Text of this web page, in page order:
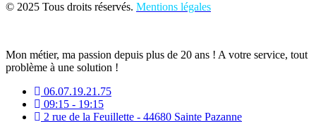
© 2025 Tous droits réservés. Mentions légales
Mon métier, ma passion depuis plus de 20 ans ! A votre service, tout
problème à une solution !
06.07.19.21.75
09:15 - 19:15
2 rue de la Feuillette - 44680 Sainte Pazanne